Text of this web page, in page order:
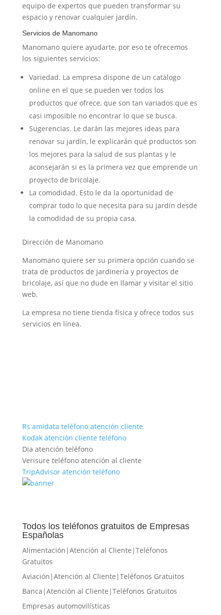
equipo de expertos que pueden transformar su
espacio y renovar cualquier jardín.
Servicios de Manomano
Manomano quiere ayudarte, por eso te ofrecemos
los siguientes servicios:
Variedad. La empresa dispone de un catálogo
online en el que se pueden ver todos los
productos que ofrece, que son tan variados que es
casi imposible no encontrar lo que se busca.
Sugerencias. Le darán las mejores ideas para
renovar su jardín, le explicarán qué productos son
los mejores para la salud de sus plantas y le
aconsejarán si es la primera vez que emprende un
proyecto de bricolaje.
La comodidad. Esto le da la oportunidad de
comprar todo lo que necesita para su jardín desde
la comodidad de su propia casa.
Dirección de Manomano
Manomano quiere ser su primera opción cuando se
trata de productos de jardinería y proyectos de
bricolaje, así que no dude en llamar y visitar el sitio
web.
La empresa no tiene tienda física y ofrece todos sus
servicios en línea.
Rs amidata teléfonoatención cliente
Kodak atención cliente teléfono
Dia atención teléfono
Verisure teléfono atención al cliente
TripAdvisor atención teléfono
Todos los teléfonos gratuitos de Empresas
Españolas
Alimentación|Atención al Cliente|Teléfonos
Gratuitos
Aviación|Atención al Cliente|Teléfonos Gratuitos
Banca|Atención al Cliente|Teléfonos Gratuitos
Empresas automovilísticas